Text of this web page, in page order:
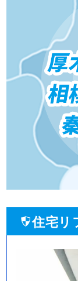
住宅リ